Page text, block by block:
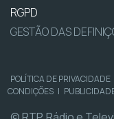
RGPD
GESTÃO DAS
POLÍTICA DE PRIVACIDADE
CONDIÇÕES |